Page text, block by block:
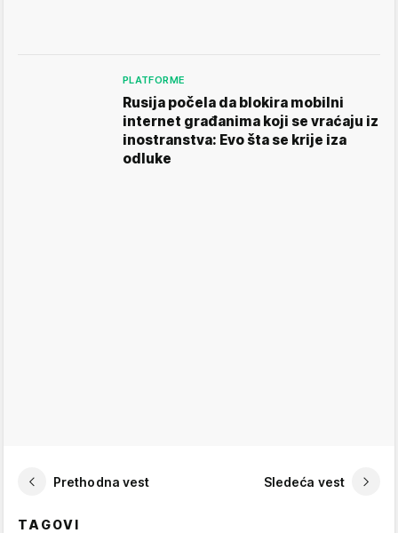
PLATFORME
Rusija počela da blokira mobilni
internet građanima koji se vraćaju iz
inostranstva: Evo šta se krije iza
odluke
Prethodna vest Sledeća vest
TAGOVI